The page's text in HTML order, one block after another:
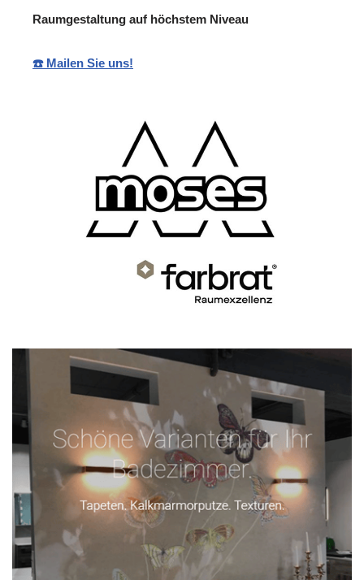
Raumgestaltung auf höchstem Niveau
☎️ Mailen Sie uns!